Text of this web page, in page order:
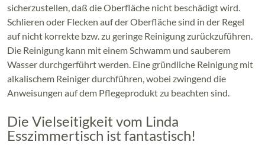
sicherzustellen, daß die Oberfläche nicht beschädigt wird.
Schlieren oder Flecken auf der Oberfläche sind in der Regel
auf nicht korrekte bzw. zu geringe Reinigung zurückzuführen.
Die Reinigung kann mit einem Schwamm und sauberem
Wasser durchgerführt werden. Eine gründliche Reinigung mit
alkalischem Reiniger durchführen, wobei zwingend die
Anweisungen auf dem Pflegeprodukt zu beachten sind.
Die Vielseitigkeit vom Linda
Esszimmertisch ist fantastisch!